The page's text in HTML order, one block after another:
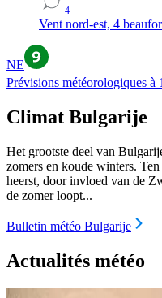
4
Vent nord-est, 4
NE
Prévisions météorologiques à
Climat Bulgarije
Het grootste deel van
zomers en koude winters.
heerst, door invloed van de
de zomer loopt...
Bulletin météo Bulgarije
Actualités météo